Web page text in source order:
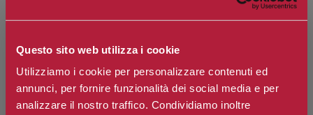
Questo sito web utilizza i cookie
Utilizziamo i cookie per personalizzare contenuti ed
annunci, per fornire funzionalità dei social media e per
analizzare il nostro traffico. Condividiamo inoltre
Prezzo:
€96,80
Prezzo scontato: €87,12